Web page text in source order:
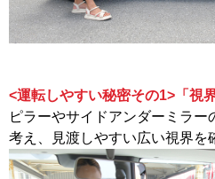
<運転しやすい秘密その1>「視
ピラーやサイドアンダーミラー
考え、見渡しやすい広い視界を